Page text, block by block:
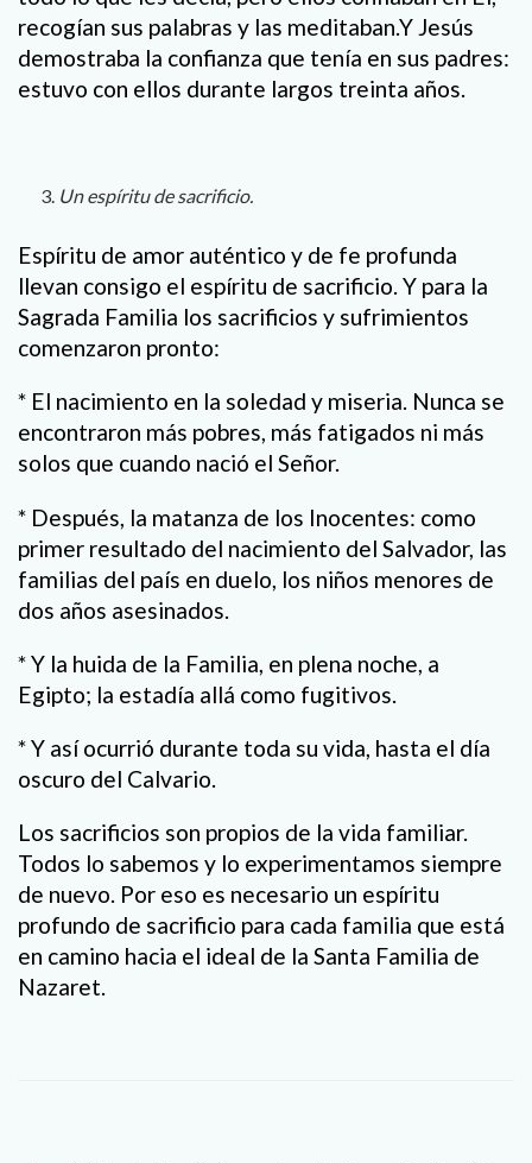
recogían sus palabras y las meditaban.Y Jesús
demostraba la confianza que tenía en sus padres:
estuvo con ellos durante largos treinta años.
Un espíritu de sacrificio.
Espíritu de amor auténtico y de fe profunda
llevan consigo el espíritu de sacrificio. Y para la
Sagrada Familia los sacrificios y sufrimientos
comenzaron pronto:
* El nacimiento en la soledad y miseria. Nunca se
encontraron más pobres, más fatigados ni más
solos que cuando nació el Señor.
* Después, la matanza de los Inocentes: como
primer resultado del nacimiento del Salvador, las
familias del país en duelo, los niños menores de
dos años asesinados.
* Y la huida de la Familia, en plena noche, a
Egipto; la estadía allá como fugitivos.
* Y así ocurrió durante toda su vida, hasta el día
oscuro del Calvario.
Los sacrificios son propios de la vida familiar.
Todos lo sabemos y lo experimentamos siempre
de nuevo. Por eso es necesario un espíritu
profundo de sacrificio para cada familia que está
en camino hacia el ideal de la Santa Familia de
Nazaret.